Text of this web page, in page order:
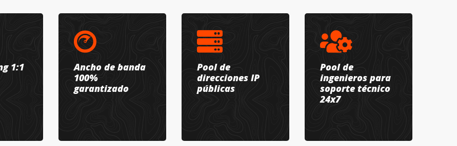
1:1
Ancho de banda
100%
garantizado
Pool de
direcciones IP
públicas
Pool de
ingenieros para
soporte técnico
24x7